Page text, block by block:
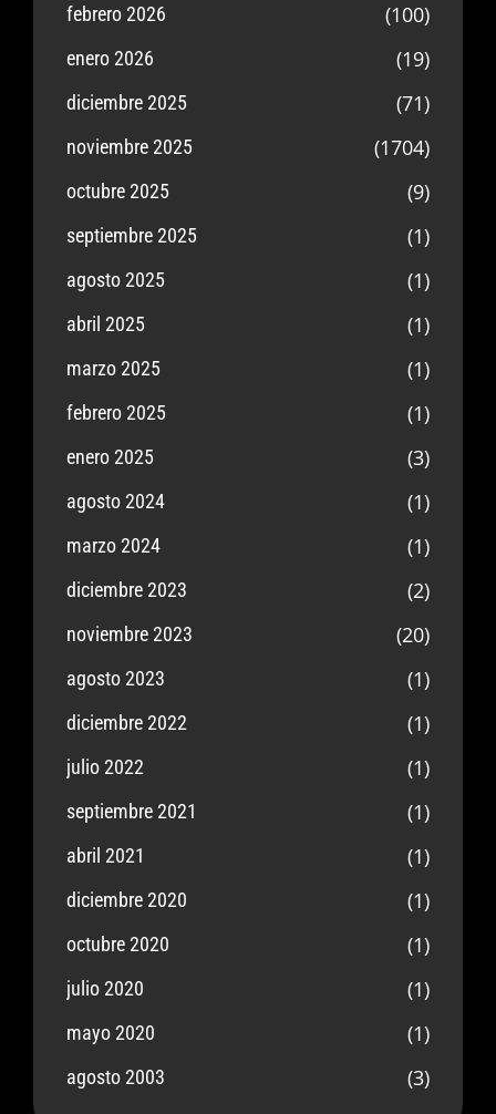
febrero 2026 (100)
enero 2026 (19)
diciembre 2025 (71)
noviembre 2025 (1704)
octubre 2025 (9)
septiembre 2025 (1)
agosto 2025 (1)
abril 2025 (1)
marzo 2025 (1)
febrero 2025 (1)
enero 2025 (3)
agosto 2024 (1)
marzo 2024 (1)
diciembre 2023 (2)
noviembre 2023 (20)
agosto 2023 (1)
diciembre 2022 (1)
julio 2022 (1)
septiembre 2021 (1)
abril 2021 (1)
diciembre 2020 (1)
octubre 2020 (1)
julio 2020 (1)
mayo 2020 (1)
agosto 2003 (3)